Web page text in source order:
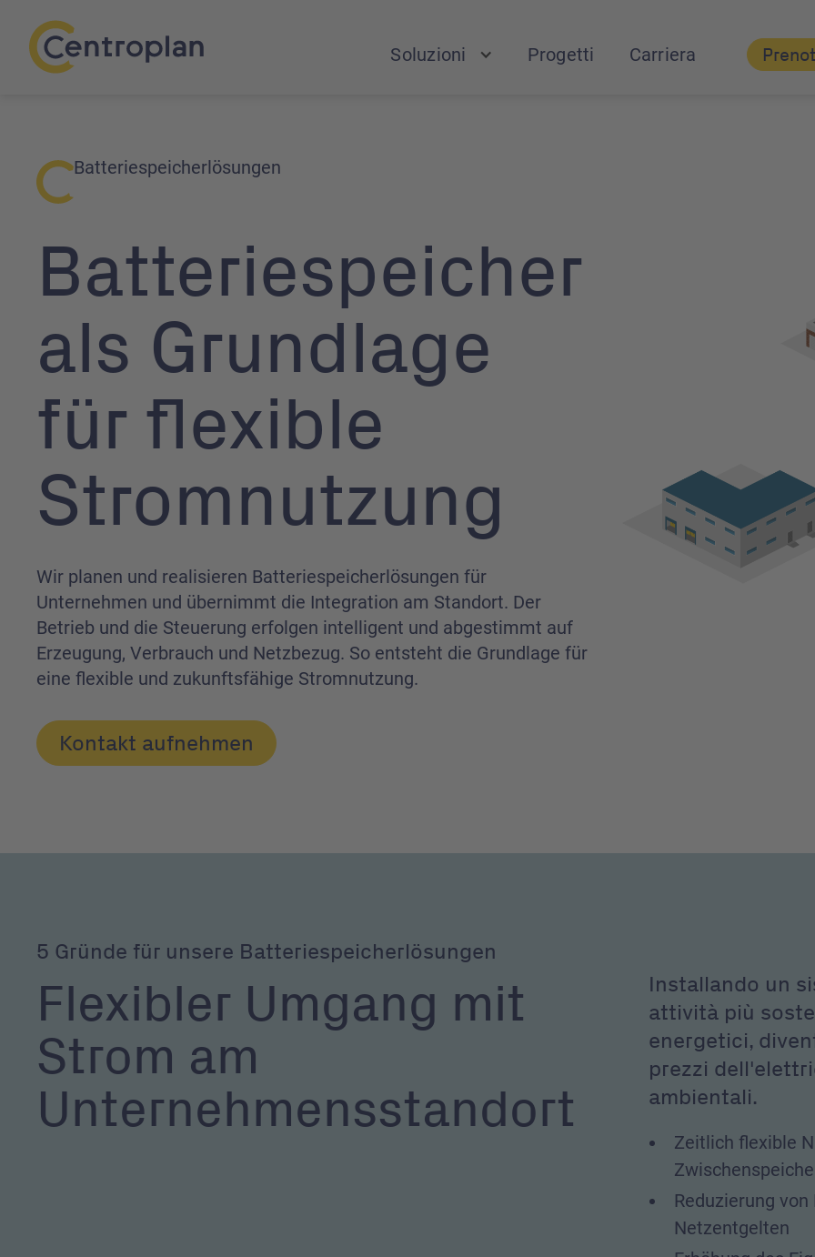
Soluzioni Progetti Carriera
Batteriespeicherlösungen
Batterie­speicher
als Grundlage
für flexible
Strom­nutzung
Wir planen und realisieren Batteriespeicherlösungen für
Unternehmen und übernimmt die Integration am Standort. Der
Betrieb und die Steuerung erfolgen intelligent und abgestimmt auf
Erzeugung, Verbrauch und Netzbezug. So entsteht die Grundlage für
eine flexible und zukunftsfähige Stromnutzung.
Kontakt aufnehmen
5 Gründe für unsere Batteriespeicherlösungen
Flexibler Umgang mit
Strom am
Unternehmensstandort
Installando un
attività più
energetici,
prezzi
ambientali.
Zeitlich flexible
Reduzierung
Netzentgelten